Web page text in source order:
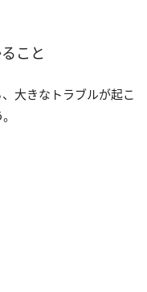
こと
大きなトラブルが起こ